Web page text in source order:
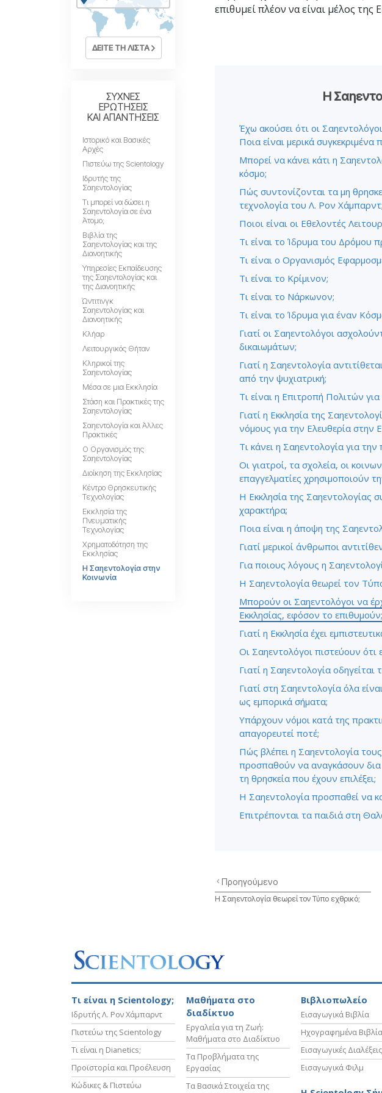
Αγάπη και Μίσος –
Tι είναι η Μεγαλοσύνη;
επιθυμεί πλέον να είναι μέλος της
Η
Έχω ακούσει ότι οι
Ποια είναι μερικά συγκεκριμένα
Μπορεί να κάνει κάτι η
κόσμο;
Πώς συντονίζονται τα μη
τεχνολογία του Λ. Ρον Χάμπαρντ;
Ποιοι είναι οι Εθελοντές
Τι είναι το Ίδρυμα του Δρόμου
Τι είναι ο Οργανισμός
Τι είναι το Κρίμινον;
Τι είναι το Νάρκωνον;
Τι είναι το Ίδρυμα για έναν
Γιατί οι Σαηεντολόγοι
δικαιωμάτων;
Γιατί η Σαηεντολογία
από την ψυχιατρική;
Τι είναι η Επιτροπή Πολιτών
Γιατί η Εκκλησία της
νόμους για την Ελευθερία στην
Τι κάνει η Σαηεντολογία για
Οι γιατροί, τα σχολεία, οι
επαγγελματίες χρησιμοποιούν
Η Εκκλησία της Σαηεντολογίας
χαρακτήρα;
Ποια είναι η άποψη της
Γιατί μερικοί άνθρωποι
Για ποιους λόγους η
Η Σαηεντολογία θεωρεί τον
Μπορούν οι Σαηεντολόγοι να
Εκκλησίας, εφόσον το επιθυμούν;
Γιατί η Εκκλησία έχει
Οι Σαηεντολόγοι πιστεύουν ότι
Γιατί η Σαηεντολογία
Γιατί στη Σαηεντολογία όλα
ως εμπορικά σήματα;
Υπάρχουν νόμοι κατά της
απαγορευτεί ποτέ;
Πώς βλέπει η Σαηεντολογία
προσπαθούν να αναγκάσουν
τη θρησκεία που έχουν επιλέξει;
Η Σαηεντολογία προσπαθεί να
Επιτρέπονται τα παιδιά στη
Προηγούμενο
Η Σαηεντολογία θεωρεί τον Τύπο εχθρικό;
ΔΕΙΤΕ ΤΗ ΛΙΣΤΑ
ΣΥΧΝΕΣ
ΕΡΩΤΗΣΕΙΣ
ΚΑΙ ΑΠΑΝΤΗΣΕΙΣ
Ιστορικό και Βασικές
Αρχές
Πιστεύω της Scientology
Ιδρυτής της
Σαηεντολογίας
Τι μπορεί να δώσει η
Σαηεντολογία σε ένα
Άτομο;
Βιβλία της
Σαηεντολογίας και της
Διανοητικής
Υπηρεσίες Εκπαίδευσης
της Σαηεντολογίας και
της Διανοητικής
Ώντιτινγκ
Σαηεντολογίας και
Διανοητικής
Κλήαρ
Λειτουργικός Θήταν
Κληρικοί της
Σαηεντολογίας
Μέσα σε μια Εκκλησία
Στάση και Πρακτικές της
Σαηεντολογίας
Σαηεντολογία και Άλλες
Πρακτικές
Ο Οργανισμός της
Σαηεντολογίας
Διοίκηση της Εκκλησίας
Κέντρο Θρησκευτικής
Τεχνολογίας
Εκκλησία της
Πνευματικής
Τεχνολογίας
Χρηματοδότηση της
Εκκλησίας
Η Σαηεντολογία στην
Κοινωνία
Τι είναι η Scientology;
Ιδρυτής Λ. Ρον Χάμπαρντ
Πιστεύω της Scientology
Τι είναι η Dianetics;
Προϊστορία και Προέλευση
Κώδικες & Πιστεύω
Μαθήματα στο
διαδίκτυο
Εργαλεία για τη Ζωή:
Μαθήματα στο Διαδίκτυο
Τα Προβλήματα της
Εργασίας
Τα Βασικά Στοιχεία της
Βιβλιοπωλείο
Εισαγωγικά Βιβλία
Ηχογραφημένα Βιβλία
Εισαγωγικές Διαλέξεις
Εισαγωγικά Φιλμ